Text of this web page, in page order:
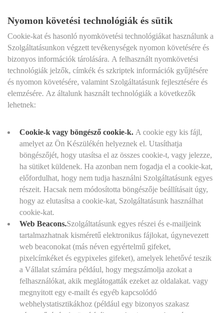
Nyomon követési technológiák és sütik
Cookie-kat és hasonló nyomkövetési technológiákat használunk a
Szolgáltatásunkon végzett tevékenységek nyomon követésére és
bizonyos információk tárolására. A felhasznált nyomkövetési
technológiák jelzők, címkék és szkriptek információk gyűjtésére
és nyomon követésére, valamint Szolgáltatásunk fejlesztésére és
elemzésére. Az általunk használt technológiák a következők
lehetnek:
Cookie-k vagy böngésző cookie-k. A cookie egy kis fájl,
amelyet az Ön Készülékén helyeznek el. Utasíthatja
böngészőjét, hogy utasítsa el az összes cookie-t, vagy jelezze,
ha sütiket küldenek. Ha azonban nem fogadja el a cookie-kat,
előfordulhat, hogy nem tudja használni Szolgáltatásunk egyes
részeit. Hacsak nem módosította böngészője beállításait úgy,
hogy az elutasítsa a cookie-kat, Szolgáltatásunk használhat
cookie-kat.
Web Beacons.Szolgáltatásunk egyes részei és e-mailjeink
tartalmazhatnak kisméretű elektronikus fájlokat, úgynevezett
web beaconokat (más néven egyértelmű gifeket,
pixelcímkéket és egypixeles gifeket), amelyek lehetővé teszik
a Vállalat számára például, hogy megszámolja azokat a
felhasználókat, akik meglátogatták ezeket az oldalakat. vagy
megnyitott egy e-mailt és egyéb kapcsolódó
webhelystatisztikákhoz (például egy bizonyos szakasz